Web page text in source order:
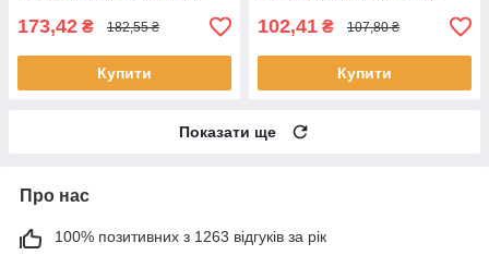
173,42 ₴ 182,55 ₴
Купити
102,41 ₴ 107,80 ₴
Купити
Показати ще
Про нас
100% позитивних з 1263 відгуків за рік